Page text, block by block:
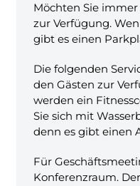
Möchten Sie
zur Verfügung.
gibt es einen
Die folgenden
den Gästen zur
werden ein
Sie sich mit
denn es gibt einen
Für
Konferenzraum.